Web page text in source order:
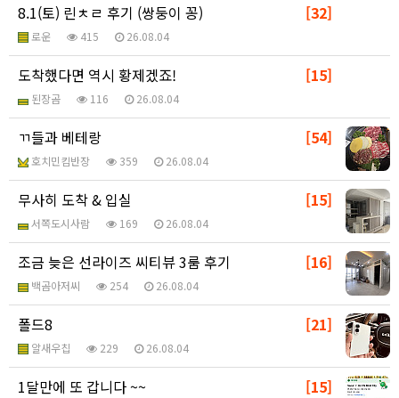
[32]
8.1(토) 린ㅊㄹ 후기 (쌍둥이 꽁)
로운 415 26.08.04
[15]
도착했다면 역시 황제겠죠!
된장곰 116 26.08.04
[54]
ㄲ들과 베테랑
호치민킴반장 359 26.08.04
[15]
무사히 도착 & 입실
서쪽도시사람 169 26.08.04
[16]
조금 늦은 선라이즈 씨티뷰 3룸 후기
백곰아저씨 254 26.08.04
[21]
폴드8
알새우칩 229 26.08.04
[15]
1달만에 또 갑니다 ~~